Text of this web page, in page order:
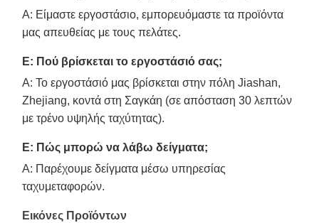
A: Είμαστε εργοστάσιο, εμπορευόμαστε τα προϊόντα
μας απευθείας με τους πελάτες.
Ε: Πού βρίσκεται το εργοστάσιό σας;
A: Το εργοστάσιό μας βρίσκεται στην πόλη Jiashan,
Zhejiang, κοντά στη Σαγκάη (σε απόσταση 30 λεπτών
με τρένο υψηλής ταχύτητας).
Ε: Πώς μπορώ να λάβω δείγματα;
A: Παρέχουμε δείγματα μέσω υπηρεσίας
ταχυμεταφορών.
Εικόνες Προϊόντων